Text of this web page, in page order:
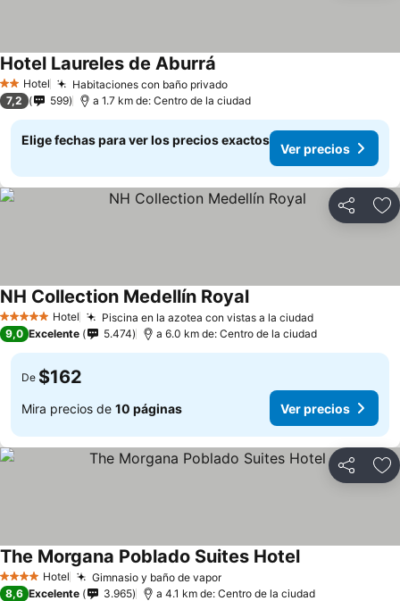
2 Estrellas
Hotel Habitaciones con baño privado
Hotel Laureles de Aburrá
7,2 599 a 1.7 km de: Centro de la ciudad
Elige fechas para ver los precios exactos
Ver precios
Compartir
5 Estrellas Hotel Piscina en la azotea con vistas a la ciudad
NH Collection Medellín Royal
9,0 Excelente 5.474 a 6.0 km de: Centro de la ciudad
De $162
Mira precios de 10 páginas Ver precios
Compartir
4 EstrellasHotel Gimnasio y baño de vapor
The Morgana Poblado Suites Hotel
8,6 Excelente 3.965 a 4.1 km de: Centro de la ciudad